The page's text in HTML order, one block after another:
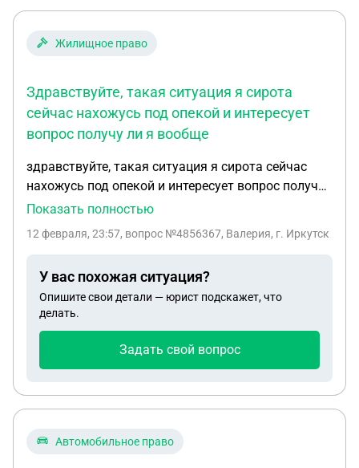
Жилищное право
Здравствуйте, такая ситуация я сирота
сейчас нахожусь под опекой и интересует
вопрос получу ли я вообще
здравствуйте, такая ситуация я сирота сейчас
нахожусь под опекой и интересует вопрос получу
ли я вообще квартиру, у меня есть наследство но
будет лучше поступить для выдачи квартиры
вообще не вступать, обратный вопрос если я не
вступлю в наследство я получу квартиру?
Показать полностью
12 февраля, 23:57, вопрос №4856367, Валерия, г. Иркутск
У вас похожая ситуация?
Опишите свои детали — юрист подскажет, что
делать.
Задать свой вопрос
Автомобильное право